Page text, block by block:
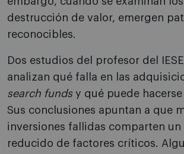
destrucción de valor, emergen
reconocibles.
Dos estudios del profesor del IESE
analizan qué falla en las
search fundsy qué puede hacerse
Sus conclusiones apuntan a que
inversiones fallidas comparten un
reducido de factores críticos.